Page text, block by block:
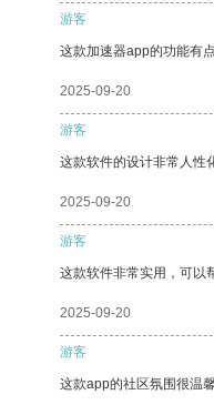
游客
这款加速器app的功能有
2025-09-20
游客
这款软件的设计非常人性
2025-09-20
游客
这款软件非常实用，可以
2025-09-20
游客
这款app的社区氛围很温